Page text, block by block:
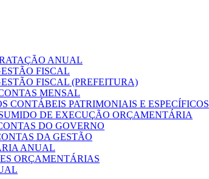
ANUAL
FISCAL
FISCAL (PREFEITURA)
MENSAL
CONTÁBEIS PATRIMONIAIS E ESPECÍFICOS
DE EXECUÇÃO ORÇAMENTÁRIA
DO GOVERNO
DA GESTÃO
ANUAL
ORÇAMENTÁRIAS